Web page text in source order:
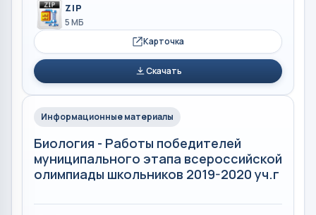
ZIP
5 МБ
Карточка
Скачать
Информационные материалы
Биология - Работы победителей
муниципального этапа всероссийской
олимпиады школьников 2019-2020 уч.г